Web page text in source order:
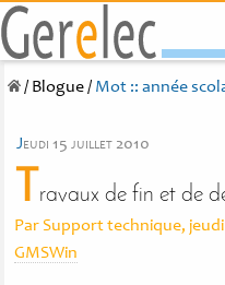
/ Blogue/ Mot :: année
jeudi 15 juillet 2010
T ravaux de fin et de
Par Support technique, jeudi
GMSWin